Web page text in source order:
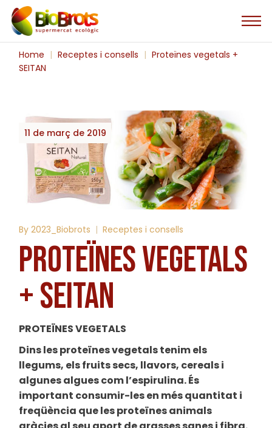
Skip
the
content
Home Receptes i consells
Proteïnes vegetals +
SEITAN
11 de març de 2019
By 2023_Biobrots Receptes i consells
PROTEÏNES VEGETALS
+ SEITAN
PROTEÏNES VEGETALS
Dins les proteïnes vegetals tenim els
llegums, els fruits secs, llavors, cereals i
algunes algues com l’espirulina. És
important consumir-les en més quantitat i
freqüència que les proteïnes animals